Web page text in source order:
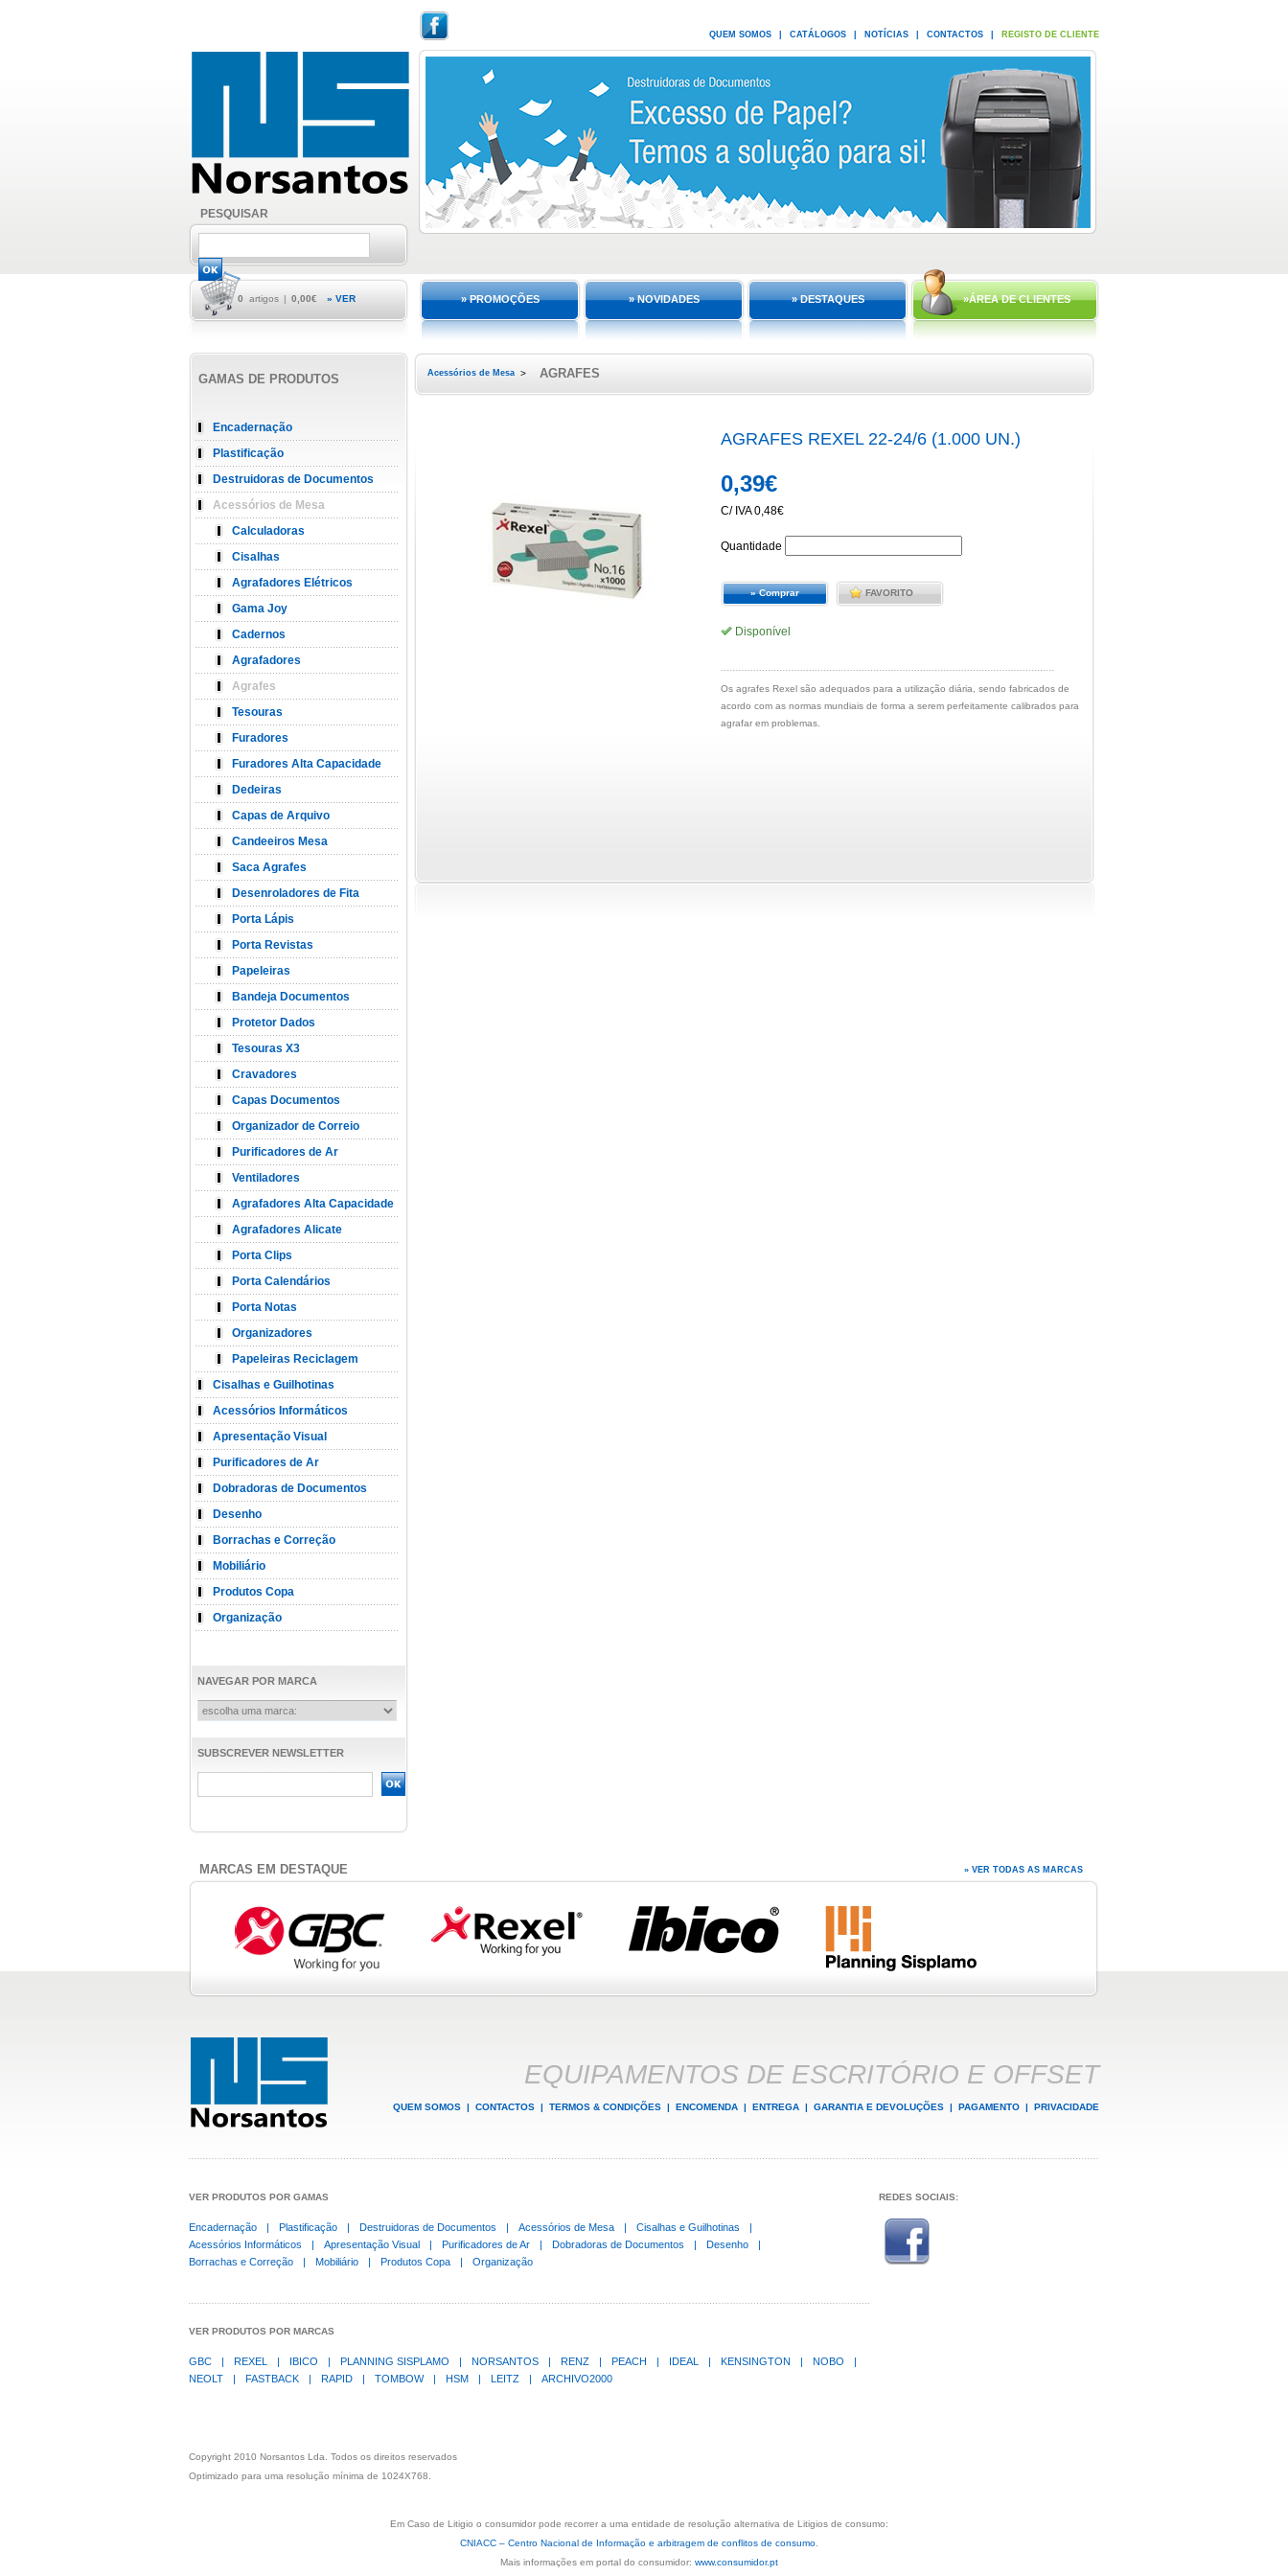
PESQUISAR
QUEM SOMOS CATÁLOGOS NOTÍCIAS CONTACTOS REGISTO DE CLIENTE
0 artigos | 0,00€ » VER » PROMOÇÕES » NOVIDADES » DESTAQUES »ÁREA DE CLIENTES
GAMAS DE PRODUTOS
Encadernação
Plastificação
Destruidoras de Documentos
Acessórios de Mesa
Calculadoras
Cisalhas
Agrafadores Elétricos
Gama Joy
Cadernos
Agrafadores
Agrafes
Tesouras
Furadores
Furadores Alta Capacidade
Dedeiras
Capas de Arquivo
Candeeiros Mesa
Saca Agrafes
Desenroladores de Fita
Porta Lápis
Porta Revistas
Papeleiras
Bandeja Documentos
Protetor Dados
Tesouras X3
Cravadores
Capas Documentos
Organizador de Correio
Purificadores de Ar
Ventiladores
Agrafadores Alta Capacidade
Agrafadores Alicate
Porta Clips
Porta Calendários
Porta Notas
Organizadores
Papeleiras Reciclagem
Cisalhas e Guilhotinas
Acessórios Informáticos
Apresentação Visual
Purificadores de Ar
Dobradoras de Documentos
Desenho
Borrachas e Correção
Mobiliário
Produtos Copa
Organização
NAVEGAR POR MARCA
SUBSCREVER NEWSLETTER
Acessórios de Mesa > AGRAFES
AGRAFES REXEL 22-24/6 (1.000 UN.)
0,39€
C/ IVA 0,48€
Quantidade
» Comprar FAVORITO
Disponível
Os agrafes Rexel são adequados para a utilização diária, sendo fabricados de
acordo com as normas mundiais de forma a serem perfeitamente calibrados para
agrafar em problemas.
MARCAS EM DESTAQUE » VER TODAS AS MARCAS
EQUIPAMENTOS DE ESCRITÓRIO E OFFSET
QUEM SOMOS | CONTACTOS | TERMOS & CONDIÇÕES | ENCOMENDA | ENTREGA | GARANTIA E DEVOLUÇÕES | PAGAMENTO | PRIVACIDADE
VER PRODUTOS POR GAMAS
Encadernação | Plastificação | Destruidoras de Documentos | Acessórios de Mesa | Cisalhas e Guilhotinas
|
Acessórios Informáticos
| Apresentação Visual | Purificadores de Ar | Dobradoras de Documentos | Desenho
|
Borrachas e Correção
| Mobiliário | Produtos Copa | Organização
VER PRODUTOS POR MARCAS
GBC | REXEL | IBICO | PLANNING SISPLAMO | NORSANTOS | RENZ | PEACH | IDEAL | KENSINGTON | NOBO
|
NEOLT
| FASTBACK | RAPID | TOMBOW | HSM | LEITZ | ARCHIVO2000
REDES SOCIAIS:
Copyright 2010 Norsantos Lda. Todos os direitos reservados
Optimizado para uma resolução mínima de 1024X768.
Em Caso de Litigio o consumidor pode recorrer a uma entidade de resolução alternativa de Litigios de consumo:
CNIACC – Centro Nacional de Informação e arbitragem de conflitos de consumo
Mais informações em portal do consumidor: www.consumidor.pt